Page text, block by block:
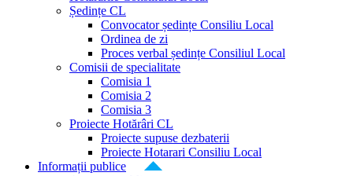
Ședințe CL
Convocator ședințe Consiliu Local
Ordinea de zi
Proces verbal ședințe Consiliul Local
Comisii de specialitate
Comisia 1
Comisia 2
Comisia 3
Proiecte Hotărâri CL
Proiecte supuse dezbaterii
Proiecte Hotarari Consiliu Local
Informații publice